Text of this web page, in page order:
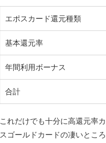
エポスカード還元種類
基本還元率
年間利用ボーナス
合計
これだけでも十分に高還元率
スゴールドカードの凄いとこ